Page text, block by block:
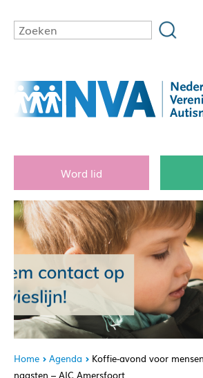
Word lid
Home Agenda
Koffie-avond voor
naasten – AIC Amersfoort